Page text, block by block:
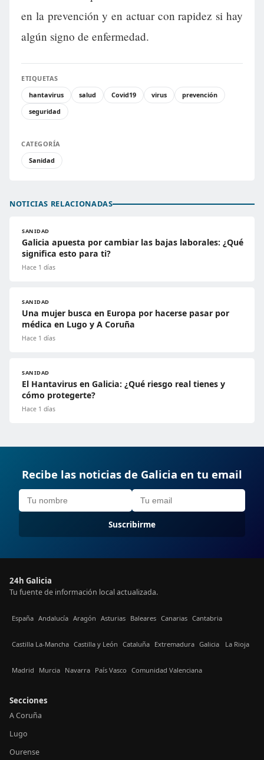
en la prevención y en actuar con rapidez si hay
algún signo de enfermedad.
ETIQUETAS
hantavirus
salud Covid19 virus
prevención
seguridad
CATEGORÍA
Sanidad
NOTICIAS RELACIONADAS
SANIDAD
Galicia apuesta por cambiar las bajas laborales: ¿Qué
significa esto para ti?
Hace 1 días
SANIDAD
Una mujer busca en Europa por hacerse pasar por
médica en Lugo y A Coruña
Hace 1 días
SANIDAD
El Hantavirus en Galicia: ¿Qué riesgo real tienes y
cómo protegerte?
Hace 1 días
Recibe las noticias de Galicia en tu email
Suscribirme
24h Galicia
Tu fuente de información local actualizada.
España Andalucía Aragón Asturias Baleares Canarias Cantabria
Castilla La-Mancha Castilla y León Cataluña Extremadura Galicia La Rioja
Madrid Murcia Navarra País Vasco Comunidad Valenciana
Secciones
A Coruña
Lugo
Ourense